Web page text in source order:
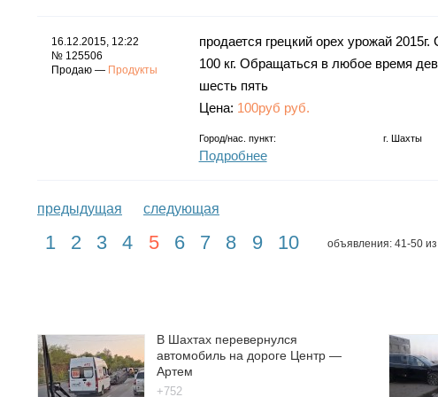
16.12.2015, 12:22
№ 125506
Продаю — Продукты
продается грецкий орех урожай
100 кг. Обращаться в любое время
шесть пять
Цена: 100руб руб.
Город/нас. пункт: г. Шахты
Подробнее
предыдущая следующая
1 2 3 4 5 6 7 8 9 10 объявления: 41-50
В Шахтах перевернулся
автомобиль на дороге Центр —
Артем
+752